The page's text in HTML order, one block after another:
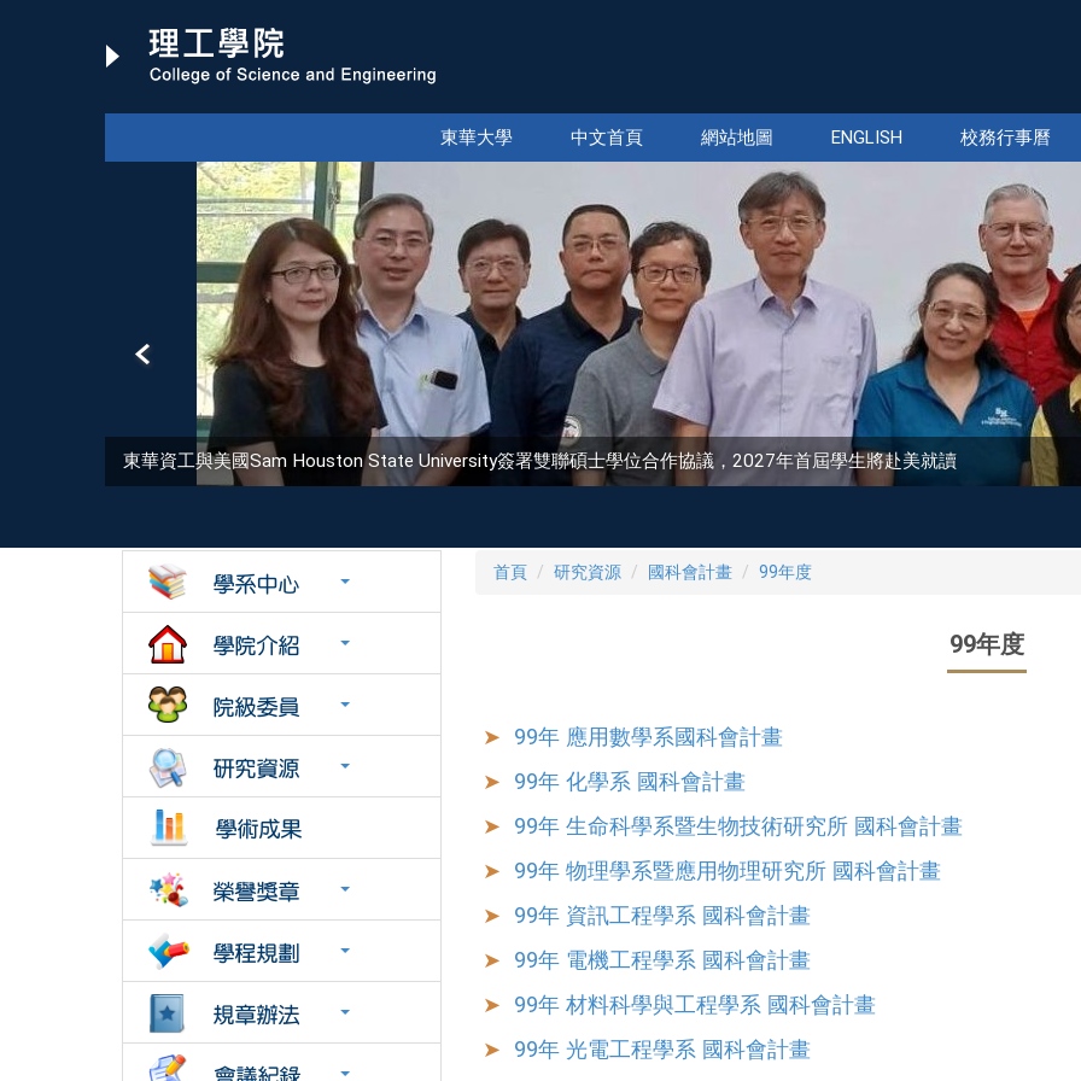
東華大學 中文首頁 網站地圖 ENGLISH 校務行事曆
東華資工與美國Sam Houston State University簽署雙聯碩士學位合作協議，2027年首屆學生將赴美就讀
首頁 研究資源 國科會計畫 99年度
99年度
99年 應用數學系國科會計畫
99年 化學系 國科會計畫
99年 生命科學系暨生物技術研究所 國科會計畫
99年 物理學系暨應用物理研究所 國科會計畫
99年 資訊工程學系 國科會計畫
99年 電機工程學系 國科會計畫
99年 材料科學與工程學系 國科會計畫
99年 光電工程學系 國科會計畫